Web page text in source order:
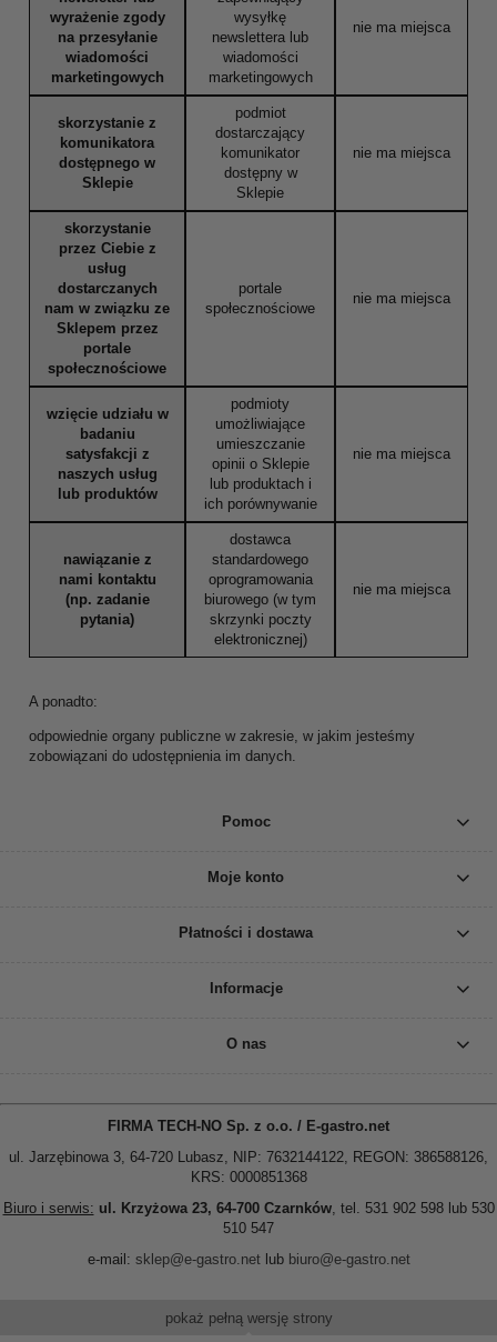
wyrażenie zgody
na przesyłanie
wiadomości
marketingowych
wysyłkę
newslettera lub
wiadomości
marketingowych
nie ma miejsca
skorzystanie z
komunikatora
dostępnego w
Sklepie
podmiot
dostarczający
komunikator
dostępny w
Sklepie
nie ma miejsca
skorzystanie
przez Ciebie z
usług
dostarczanych
nam w związku ze
Sklepem przez
portale
społecznościowe
portale
społecznościowe
nie ma miejsca
wzięcie udziału w
badaniu
satysfakcji z
naszych usług
lub produktów
podmioty
umożliwiające
umieszczanie
opinii o Sklepie
lub produktach i
ich porównywanie
nie ma miejsca
nawiązanie z
nami kontaktu
(np. zadanie
pytania)
dostawca
standardowego
oprogramowania
biurowego (w tym
skrzynki poczty
elektronicznej)
nie ma miejsca
A ponadto:
odpowiednie organy publiczne w zakresie, w jakim jesteśmy
zobowiązani do udostępnienia im danych.
Pomoc
Moje konto
Płatności i dostawa
Informacje
O nas
FIRMA TECH-NO Sp. z o.o. / E-gastro.net
ul. Jarzębinowa 3, 64-720 Lubasz, NIP: 7632144122, REGON: 386588126,
KRS: 0000851368
Biuro i serwis: ul. Krzyżowa 23, 64-700 Czarnków, tel. 531 902 598 lub 530
510 547
e-mail: sklep@e-gastro.netlub biuro@e-gastro.net
pokaż pełną wersję strony